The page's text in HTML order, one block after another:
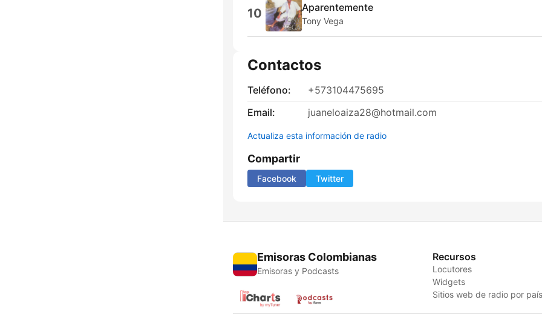
10 Aparentemente
Tony Vega
Contactos
Teléfono:
+573104475695
Email:
juaneloaiza28@hotmail.com
Actualiza esta información de radio
Compartir
Facebook Twitter
Emisoras Colombianas
Emisoras y Podcasts
Recursos
Locutores
Widgets
Sitios web de radio por